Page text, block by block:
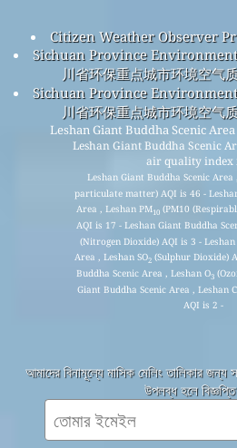
Citizen Weather Observer
Sichuan Province
川省环保重点城市环境空气
Sichuan Province
川省环保重点城市环境空气
Leshan Giant Buddha Scenic
Leshan Giant Buddha Scenic
air quality index
Leshan Giant Buddha Scenic Area
particulate matter) AQI is 46 -
Area , Leshan PM10(PM10
AQI is 17 - Leshan Giant Buddha
(Nitrogen Dioxide) AQI is 3 -
Area , Leshan SO2 (Sulphur Dioxide)
Buddha Scenic Area , Leshan O3
Giant Buddha Scenic Area , Leshan
AQI is 2 -
আমাদের বিনামূল্যে মাসিক মেলিং তালিকার
উপলব্ধ হলে